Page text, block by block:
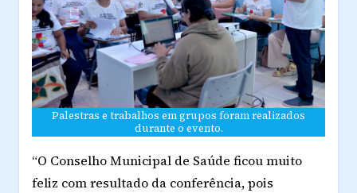
Palestras e trabalhos em grupos foram realizados
durante o evento.
“O Conselho Municipal de Saúde ficou muito
feliz com resultado da conferência, pois